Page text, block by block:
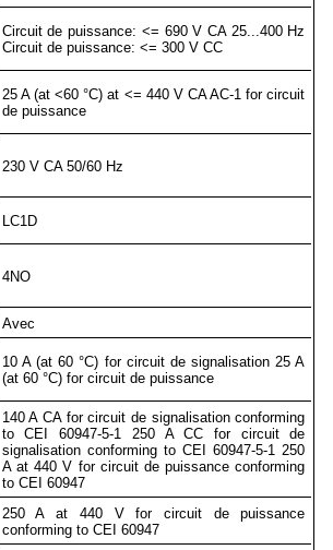
Circuit de puissance: <= 690 V CA 25...400 Hz
Circuit de puissance: <= 300 V CC
25 A (at <60 °C) at <= 440 V CA AC-1 for circuit
de puissance
230 V CA 50/60 Hz
LC1D
4NO
Avec
10 A (at 60 °C) for circuit de signalisation 25 A
(at 60 °C) for circuit de puissance
140 A CA for circuit de signalisation conforming
to CEI 60947-5-1 250 A CC for circuit de
signalisation conforming to CEI 60947-5-1 250
A at 440 V for circuit de puissance conforming
to CEI 60947
250 A at 440 V for circuit de puissance
conforming to CEI 60947